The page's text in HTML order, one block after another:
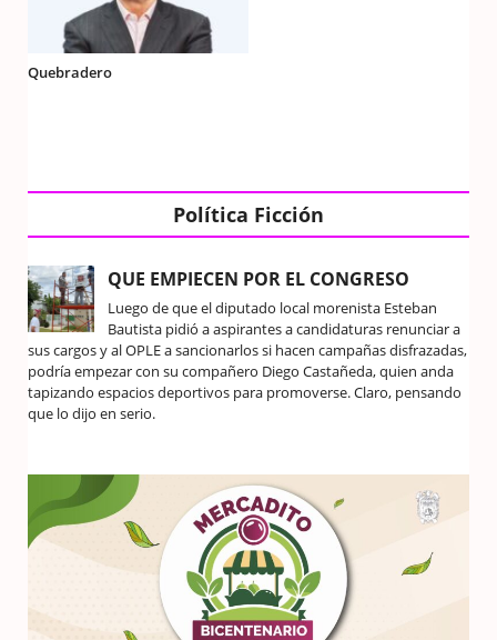
Quebradero
Política Ficción
QUE EMPIECEN POR EL CONGRESO
Luego de que el diputado local morenista Esteban
Bautista pidió a aspirantes a candidaturas renunciar a
sus cargos y al OPLE a sancionarlos si hacen campañas disfrazadas,
podría empezar con su compañero Diego Castañeda, quien anda
tapizando espacios deportivos para promoverse. Claro, pensando
que lo dijo en serio.